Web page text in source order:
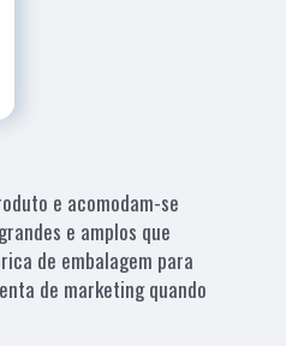
e acomodam-se
e amplos que
de embalagem para
de marketing quando